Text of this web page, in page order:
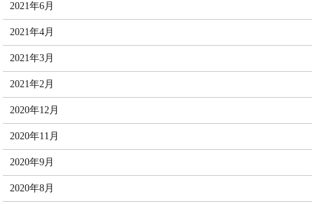
2021年6月
2021年4月
2021年3月
2021年2月
2020年12月
2020年11月
2020年9月
2020年8月